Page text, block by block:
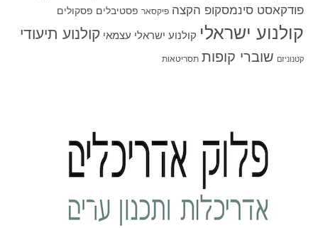
פודקאסט סינמסקופ הקצה פיקסאר פסטיבלים פסקולים
קולנוע ישראלי קולנוע ישראלי עצמאי קולנוע תיעודי
קטנוניזם שוברי קופות תסריטאות